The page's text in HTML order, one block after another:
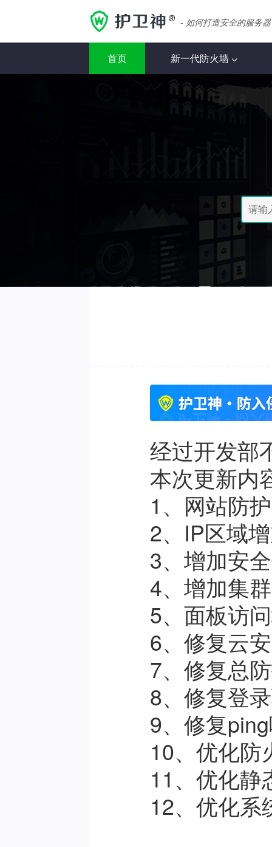
- 如何打造安全的服务
首页 新一代防火墙
经过开发部
本次更新内
1、网站防护
2、IP区域
3、增加安
4、 增加集
5、面板访
6、修复云
7、修复总
8、修复登
9、修复
10、优化防
11、优化静
12、优化系